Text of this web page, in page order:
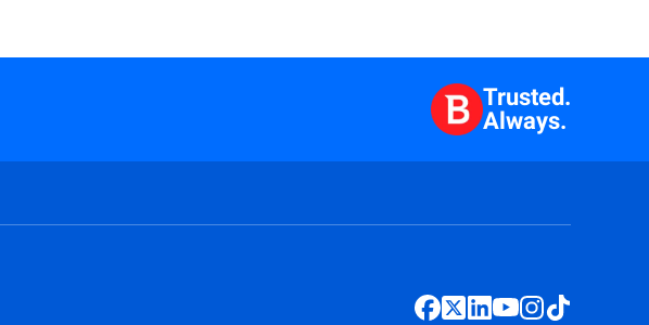
Trusted.
Always.